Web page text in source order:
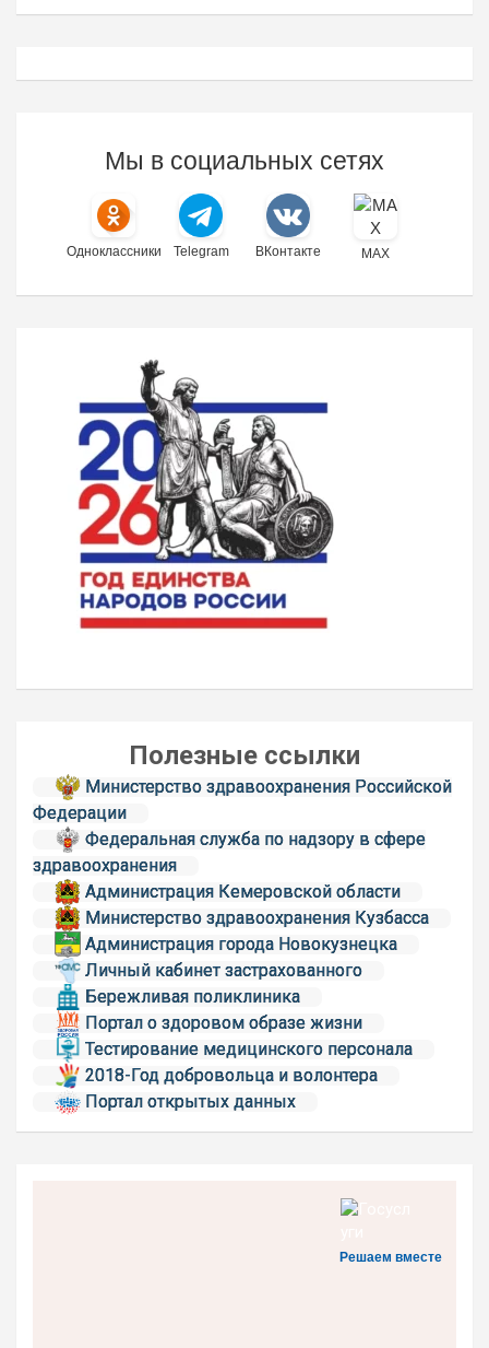
Мы в социальных сетях
Одноклассники Telegram ВКонтакте MAX
Полезные ссылки
Министерство здравоохранения Российской
Федерации
Федеральная служба по надзору в сфере
здравоохранения
Администрация Кемеровской области
Министерство здравоохранения Кузбасса
Администрация города Новокузнецка
Личный кабинет застрахованного
Бережливая поликлиника
Портал о здоровом образе жизни
Тестирование медицинского персонала
2018-Год добровольца и волонтера
Портал открытых данных
Решаем вместе